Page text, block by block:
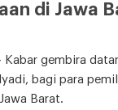
di Jawa
Kabar gembira
bagi para
Barat.